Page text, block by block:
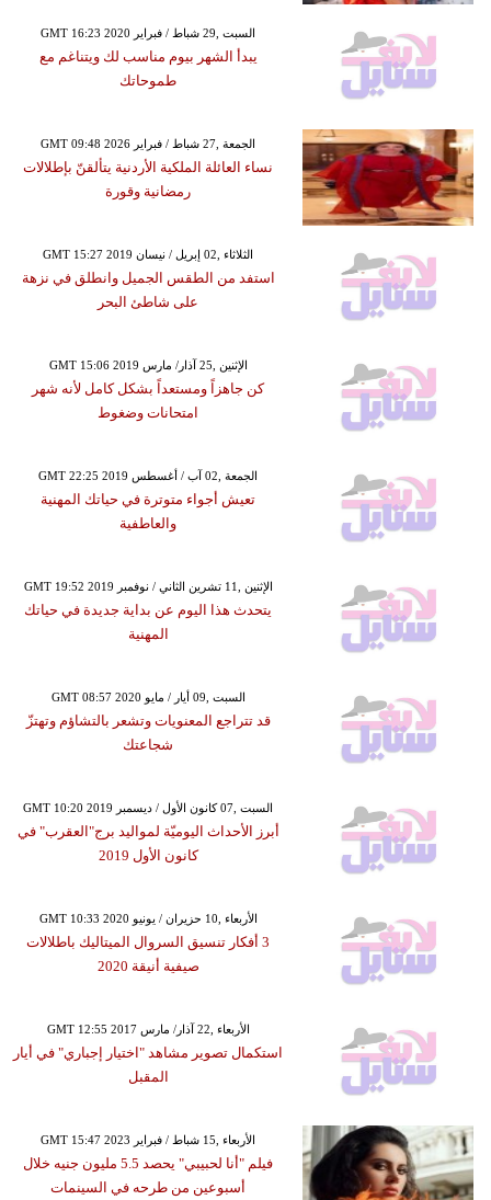
GMT 16:23 2020 السبت ,29 شباط / فبراير
يبدأ الشهر بيوم مناسب لك ويتناغم مع
طموحاتك
GMT 09:48 2026 الجمعة ,27 شباط / فبراير
نساء العائلة الملكية الأردنية يتألقنّ بإطلالات
رمضانية وقورة
GMT 15:27 2019 الثلاثاء ,02 إبريل / نيسان
استفد من الطقس الجميل وانطلق في نزهة
على شاطئ البحر
GMT 15:06 2019 الإثنين ,25 آذار/ مارس
كن جاهزاً ومستعداً بشكل كامل لأنه شهر
امتحانات وضغوط
GMT 22:25 2019 الجمعة ,02 آب / أغسطس
تعيش أجواء متوترة في حياتك المهنية
والعاطفية
GMT 19:52 2019 الإثنين ,11 تشرين الثاني / نوفمبر
يتحدث هذا اليوم عن بداية جديدة في حياتك
المهنية
GMT 08:57 2020 السبت ,09 أيار / مايو
قد تتراجع المعنويات وتشعر بالتشاؤم وتهتزّ
شجاعتك
GMT 10:20 2019 السبت ,07 كانون الأول / ديسمبر
أبرز الأحداث اليوميّة لمواليد برج"العقرب" في
كانون الأول 2019
GMT 10:33 2020 الأربعاء ,10 حزيران / يونيو
3 أفكار تنسيق السروال الميتاليك باطلالات
صيفية أنيقة 2020
GMT 12:55 2017 الأربعاء ,22 آذار/ مارس
استكمال تصوير مشاهد "اختيار إجباري" في أيار
المقبل
GMT 15:47 2023 الأربعاء ,15 شباط / فبراير
فيلم "أنا لحبيبي" يحصد 5.5 مليون جنيه خلال
أسبوعين من طرحه في السينمات